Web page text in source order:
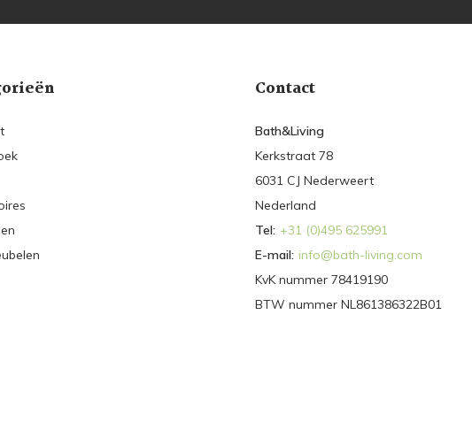
Contact
Bath&Living
Kerkstraat 78
6031 CJ Nederweert
Nederland
Tel: +31 (0)495 625991
E-mail: info@bath-living.com
KvK nummer 78419190
BTW nummer NL861386322B01